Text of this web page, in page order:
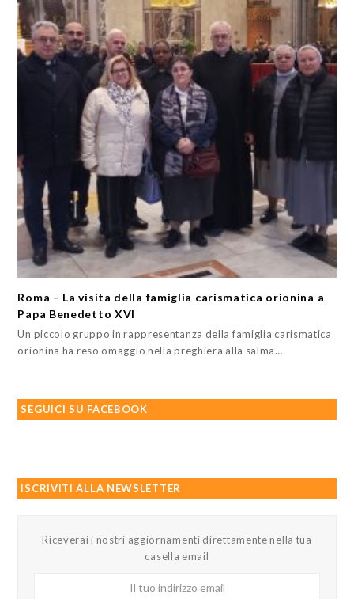
Roma – La visita della famiglia carismatica orionina a
Papa Benedetto XVI
Un piccolo gruppo in rappresentanza della famiglia carismatica
orionina ha reso omaggio nella preghiera alla salma…
SEGUICI SU FACEBOOK
ISCRIVITI ALLA NEWSLETTER
Riceverai i nostri aggiornamenti direttamente nella tua
casella email